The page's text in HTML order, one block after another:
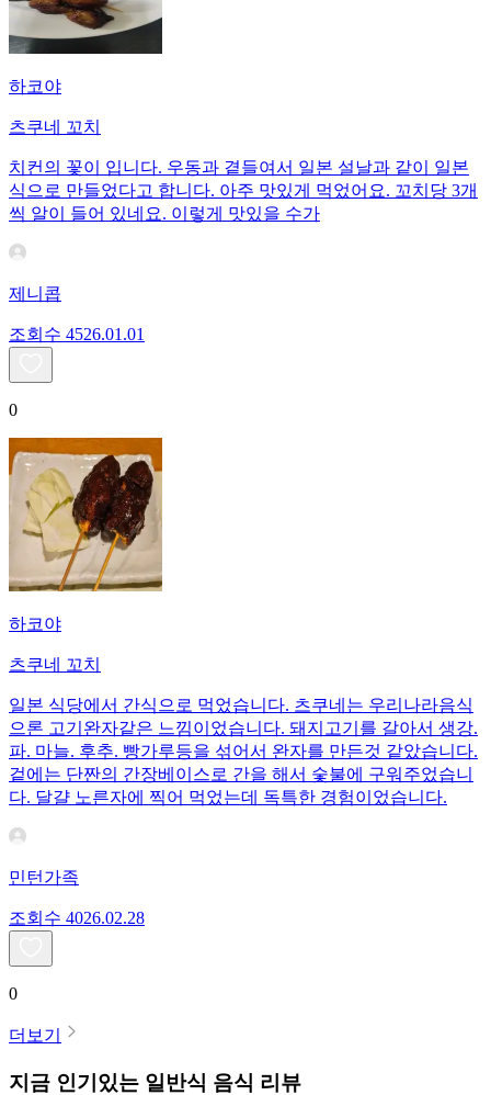
하코야
츠쿠네 꼬치
치컨의 꽃이 입니다. 우동과 곁들여서 일본 설날과 같이 일본
식으로 만들었다고 합니다. 아주 맛있게 먹었어요. 꼬치당 3개
씩 알이 들어 있네요. 이렇게 맛있을 수가
제니콥
조회수 4526.01.01
0
하코야
츠쿠네 꼬치
일본 식당에서 간식으로 먹었습니다. 츠쿠네는 우리나라음식
으론 고기완자같은 느낌이었습니다. 돼지고기를 갈아서 생강.
파. 마늘. 후추. 빵가루등을 섞어서 완자를 만든것 같았습니다.
겉에는 단짠의 간장베이스로 간을 해서 숯불에 구워주었습니
다. 달걀 노른자에 찍어 먹었는데 독특한 경험이었습니다.
민턴가족
조회수 4026.02.28
0
더보기
지금 인기있는 일반식 음식 리뷰